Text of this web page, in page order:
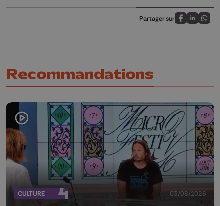
Partager sur
Partagez sur
Partagez
Recommandations
CULTURE 03/08/2026